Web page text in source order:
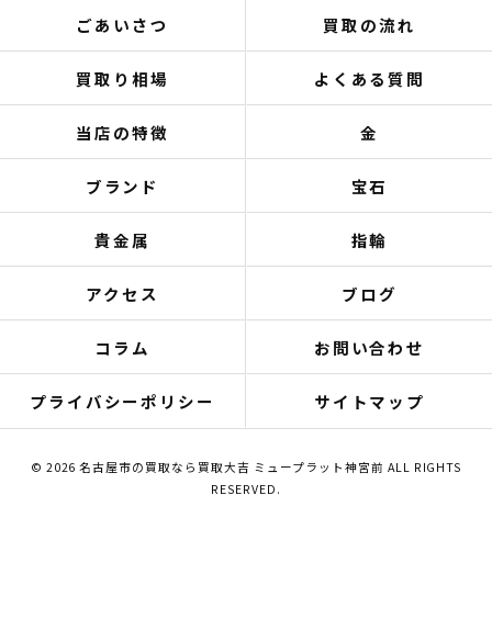
ごあいさつ 買取の流れ
買取り相場 よくある質問
当店の特徴 金
ブランド 宝石
貴金属 指輪
アクセス ブログ
コラム お問い合わせ
プライバシーポリシー サイトマップ
© 2026 名古屋市の買取なら買取大吉 ミュープラット神宮前 ALL RIGHTS
RESERVED.